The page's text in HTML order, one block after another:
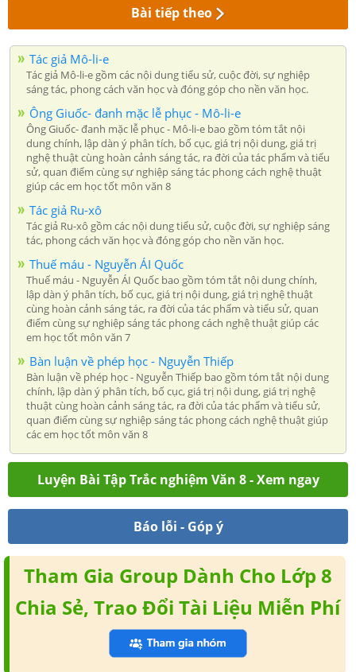
Bài tiếp theo
Tác giả Mô-li-e
Tác giả Mô-li-e gồm các nội dung tiểu sử, cuộc đời, sự nghiệp
sáng tác, phong cách văn học và đóng góp cho nền văn học.
Ông Giuốc- đanh mặc lễ phục - Mô-li-e
Ông Giuốc- đanh mặc lễ phục - Mô-li-e bao gồm tóm tắt nội
dung chính, lập dàn ý phân tích, bố cục, giá trị nội dung, giá trị
nghệ thuật cùng hoàn cảnh sáng tác, ra đời của tác phẩm và tiểu
sử, quan điểm cùng sự nghiệp sáng tác phong cách nghệ thuật
giúp các em học tốt môn văn 8
Tác giả Ru-xô
Tác giả Ru-xô gồm các nội dung tiểu sử, cuộc đời, sự nghiệp sáng
tác, phong cách văn học và đóng góp cho nền văn học.
Thuế máu - Nguyễn ÁI Quốc
Thuế máu - Nguyễn ÁI Quốc bao gồm tóm tắt nội dung chính,
lập dàn ý phân tích, bố cục, giá trị nội dung, giá trị nghệ thuật
cùng hoàn cảnh sáng tác, ra đời của tác phẩm và tiểu sử, quan
điểm cùng sự nghiệp sáng tác phong cách nghệ thuật giúp các
em học tốt môn văn 7
Bàn luận về phép học - Nguyễn Thiếp
Bàn luận về phép học - Nguyễn Thiếp bao gồm tóm tắt nội dung
chính, lập dàn ý phân tích, bố cục, giá trị nội dung, giá trị nghệ
thuật cùng hoàn cảnh sáng tác, ra đời của tác phẩm và tiểu sử,
quan điểm cùng sự nghiệp sáng tác phong cách nghệ thuật giúp
các em học tốt môn văn 8
Luyện Bài Tập Trắc nghiệm Văn 8 - Xem ngay
Báo lỗi - Góp ý
Tham Gia Group Dành Cho Lớp 8
Chia Sẻ, Trao Đổi Tài Liệu Miễn Phí